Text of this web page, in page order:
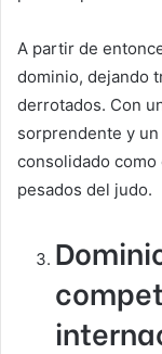
A partir de
dominio, dejando
derrotados. Con
sorprendente y
consolidado
pesados del judo.